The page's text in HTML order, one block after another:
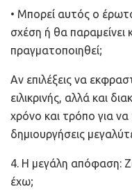
• Μπορεί αυτός ο
σχέση ή θα παραμείνει
πραγματοποιηθεί;
Αν επιλέξεις να
ειλικρινής, αλλά και
χρόνο και τρόπο για
δημιουργήσεις
4. Η μεγάλη απόφαση:
έχω;